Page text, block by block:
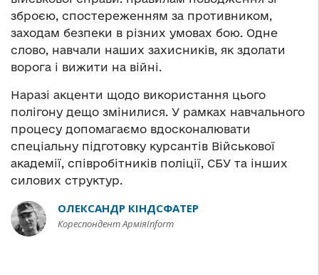
зброєю, спостереженням за противником,
заходам безпеки в різних умовах бою. Одне
слово, навчали наших захисників, як здолати
ворога і вижити на війні.
Наразі акценти щодо використання цього
полігону дещо змінилися. У рамках навчального
процесу допомагаємо вдосконалювати
спеціальну підготовку курсантів Військової
академії, співробітників поліції, СБУ та інших
силових структур.
ОЛЕКСАНДР КІНДСФАТЕР
Кореспондент АрміяInform